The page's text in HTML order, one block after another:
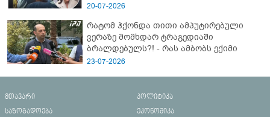
20-07-2026
რატომ ჰქონდა თითი ამპუტირებული
ვერაზე მომხდარ ტრაგედიაში
ბრალდებულს?! - რას ამბობს ექიმი
23-07-2026
მთავარი
პოლიტიკა
საზოგადოება
ეკონომიკა